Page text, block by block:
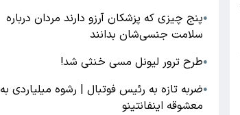
●پنج چیزی که پزشکان آرزو دارند مردان درباره
سلامت جنسی‌شان بدانند
●طرح ترور لیونل مسی خنثی شد!
●ضربه تازه به رئیس فوتبال | رشوه میلیاردی به
معشوقه اینفانتینو